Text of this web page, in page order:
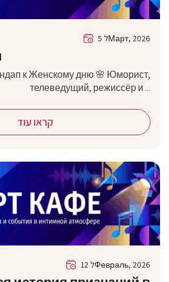
5 לМарт, 2026
к Женскому дню 🌸 Юморист,
телеведущий, режиссёр и ...
קראו עוד
12 לФевраль, 2026